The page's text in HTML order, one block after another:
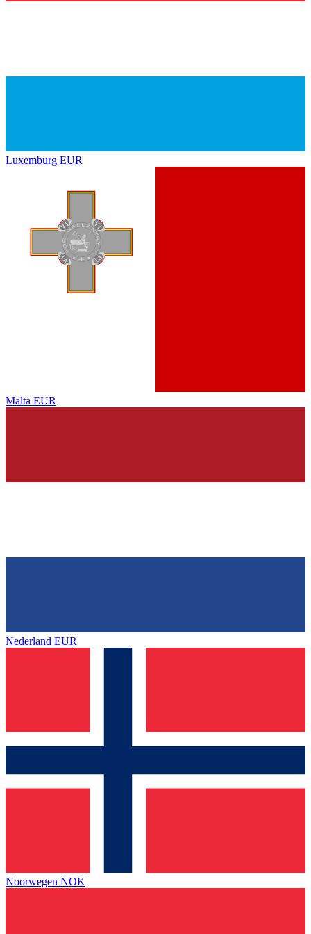
Luxemburg EUR
Malta EUR
Nederland EUR
Noorwegen NOK